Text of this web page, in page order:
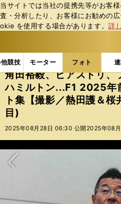
当サイトでは当社の提携先等がお客
査・分析したり、お客様にお勧めの
okie を使⽤する場合があります。詳
競技 モーター フォト
b
ス
ポ
ル
テ
ィ
ー
バ
フォトギャラリー 角田
角田裕毅、ピアストリ、
ハミルトン...F1 2025年
ト集【撮影／熱田護＆
目)
2025年08月28日 06:30 公開 2025年08
次へ